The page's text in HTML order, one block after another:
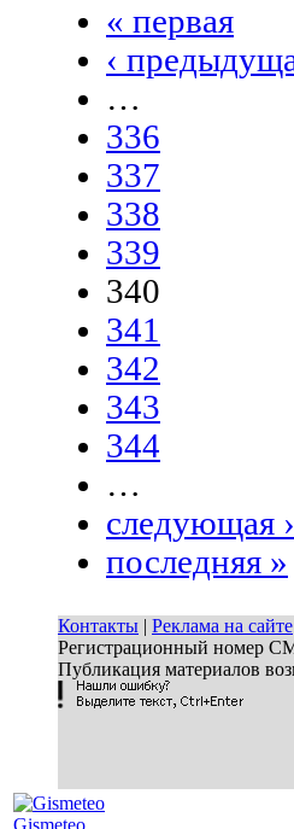
« первая
‹
…
336
337
338
339
340
341
342
343
344
…
следующая ›
последняя »
Контакты | Реклама на сайте
Регистрационный номер
Публикация материалов
Gismeteo